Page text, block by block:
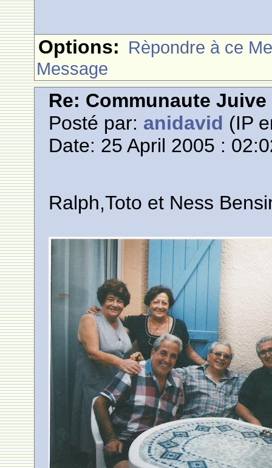
Options: Rèpondre à ce
Message
Re: Communaute
Posté par: anidavid (IP
Date: 25 April 2005 :
Ralph,Toto et Ness